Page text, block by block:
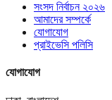
সংসদ নির্বাচন ২০২৬
আমাদের সম্পর্কে
যোগাযোগ
প্রাইভেসি পলিসি
যোগাযোগ